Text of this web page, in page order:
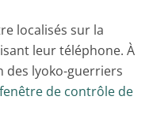
localisés sur la
leur téléphone. À
des lyoko-guerriers
fenêtre de contrôle de